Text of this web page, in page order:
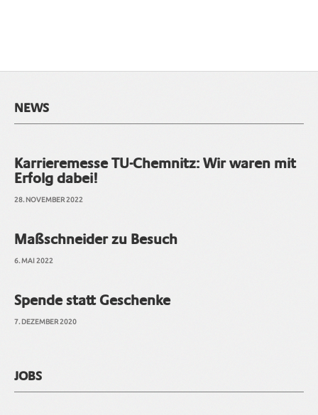
NEWS
Karrieremesse TU-Chemnitz: Wir waren mit
Erfolg dabei!
28. NOVEMBER 2022
Maßschneider zu Besuch
6. MAI 2022
Spende statt Geschenke
7. DEZEMBER 2020
JOBS